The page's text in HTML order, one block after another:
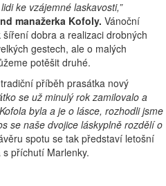
ke vzájemné laskavosti,”
manažerka Kofoly. Vánoční
dobra a realizaci drobných
gestech, ale o malých
potěšit druhé.
příběh prasátka nový
se už minulý rok zamilovalo a
byla a je o lásce, rozhodli jsme
se naše dvojice láskyplně rozdělí o
spotu se tak představí letošní
příchutí Marlenky.